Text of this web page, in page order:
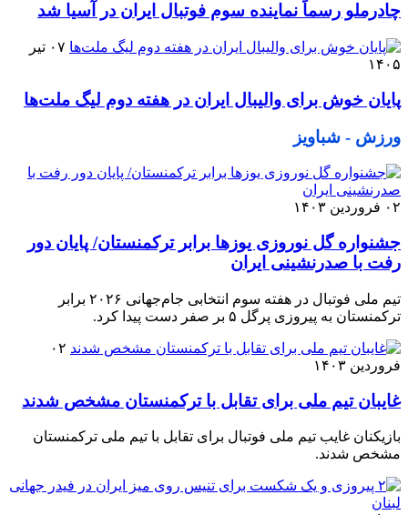
چادرملو رسماً نماینده سوم فوتبال ایران در آسیا شد
۰۷ تیر
۱۴۰۵
پایان خوش برای والیبال ایران در هفته دوم لیگ ملت‌ها
ورزش - شباویز
۰۲ فروردین ۱۴۰۳
جشنواره گل نوروزی یوزها برابر ترکمنستان/ پایان دور
رفت با صدرنشینی ایران
تیم ملی فوتبال در هفته سوم انتخابی جام‌جهانی ۲۰۲۶ برابر
ترکمنستان به پیروزی پرگل ۵ بر صفر دست پیدا کرد.
۰۲
فروردین ۱۴۰۳
غایبان تیم ملی برای تقابل با ترکمنستان مشخص شدند
بازیکنان غایب تیم ملی فوتبال برای تقابل با تیم ملی ترکمنستان
مشخص شدند.